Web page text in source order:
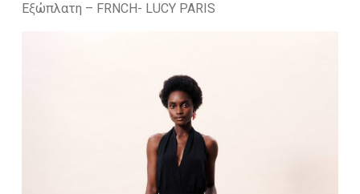
Εξώπλατη – FRNCH- LUCY PARIS